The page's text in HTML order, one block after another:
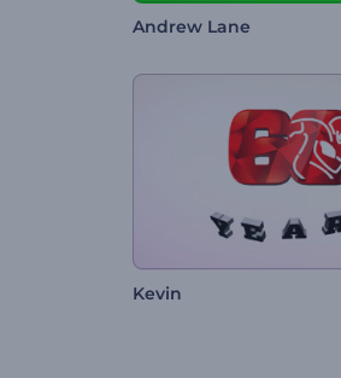
Andrew Lane
Kevin